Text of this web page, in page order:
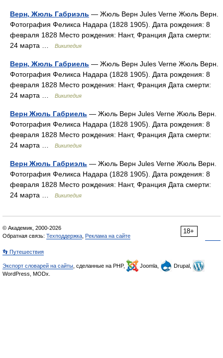
Верн, Жюль Габриэль — Жюль Верн Jules Verne Жюль Верн.
Фотография Феликса Надара (1828 1905). Дата рождения: 8
февраля 1828 Место рождения: Нант, Франция Дата смерти:
24 марта …
Википедия
Верн, Жюль Габриель — Жюль Верн Jules Verne Жюль Верн.
Фотография Феликса Надара (1828 1905). Дата рождения: 8
февраля 1828 Место рождения: Нант, Франция Дата смерти:
24 марта …
Википедия
Верн Жюль Габриель — Жюль Верн Jules Verne Жюль Верн.
Фотография Феликса Надара (1828 1905). Дата рождения: 8
февраля 1828 Место рождения: Нант, Франция Дата смерти:
24 марта …
Википедия
Верн Жюль Габриэль — Жюль Верн Jules Verne Жюль Верн.
Фотография Феликса Надара (1828 1905). Дата рождения: 8
февраля 1828 Место рождения: Нант, Франция Дата смерти:
24 марта …
Википедия
18+
© Академик, 2000-2026
Обратная связь: Техподдержка Реклама на сайте
👣 Путешествия
Экспорт словарей на сайты , сделанные на PHP, Joomla,
Drupal,
WordPress, MODx.